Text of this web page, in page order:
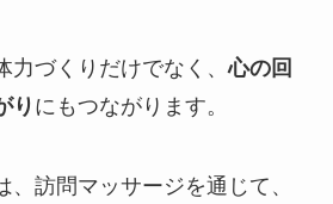
力づくりだけでなく、心の回
り にもつながります。
、訪問マッサージを通じて、